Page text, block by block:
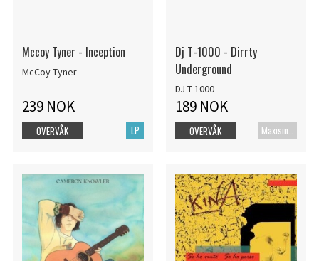
Mccoy Tyner - Inception
McCoy Tyner
239 NOK
LP
OVERVÅK
Dj T-1000 - Dirrty
Underground
DJ T-1000
189 NOK
OVERVÅK